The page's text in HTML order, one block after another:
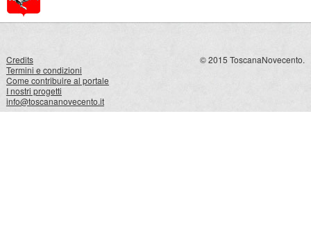
Credits
Termini e condizioni
Come contribuire al portale
I nostri progetti
info@toscananovecento.it
© 2015 ToscanaNovecento.